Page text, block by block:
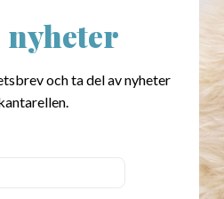
nyheter
och ta del av nyheter